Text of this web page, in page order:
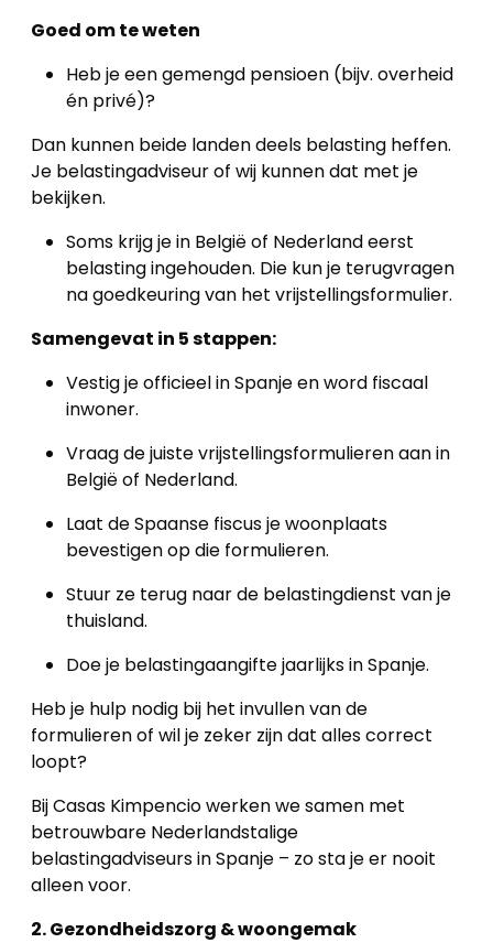
Goed om te weten
Heb je een gemengd pensioen (bijv. overheid
én privé)?
Dan kunnen beide landen deels belasting heffen.
Je belastingadviseur of wij kunnen dat met je
bekijken.
Soms krijg je in België of Nederland eerst
belasting ingehouden. Die kun je terugvragen
na goedkeuring van het vrijstellingsformulier.
Samengevat in 5 stappen:
Vestig je officieel in Spanje en word fiscaal
inwoner.
Vraag de juiste vrijstellingsformulieren aan in
België of Nederland.
Laat de Spaanse fiscus je woonplaats
bevestigen op die formulieren.
Stuur ze terug naar de belastingdienst van je
thuisland.
Doe je belastingaangifte jaarlijks in Spanje.
Heb je hulp nodig bij het invullen van de
formulieren of wil je zeker zijn dat alles correct
loopt?
Bij Casas Kimpencio werken we samen met
betrouwbare Nederlandstalige
belastingadviseurs in Spanje – zo sta je er nooit
alleen voor.
2. Gezondheidszorg & woongemak